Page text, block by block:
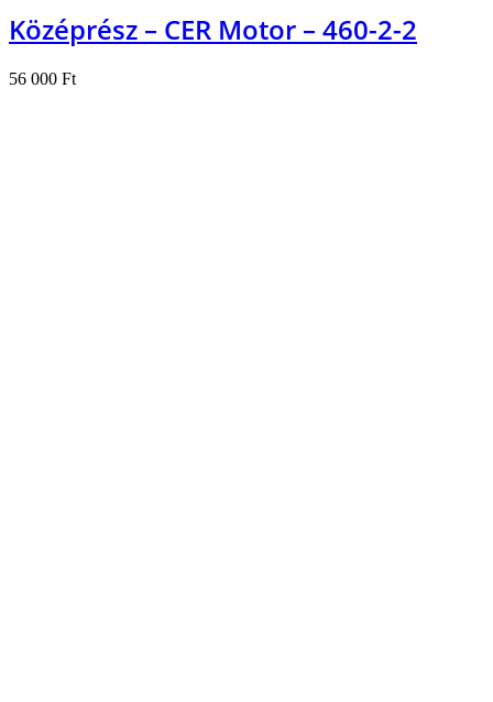
Középrész – CER Motor – 460-2-2
56 000 Ft